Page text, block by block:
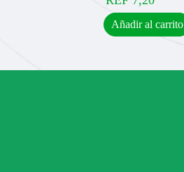
Añadir al carrito